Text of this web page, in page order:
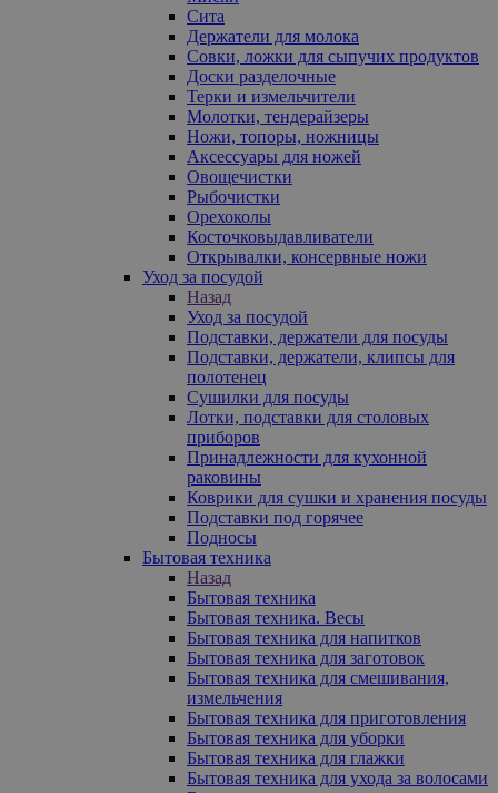
Сита
Держатели для молока
Совки, ложки для сыпучих продуктов
Доски разделочные
Терки и измельчители
Молотки, тендерайзеры
Ножи, топоры, ножницы
Аксессуары для ножей
Овощечистки
Рыбочистки
Орехоколы
Косточковыдавливатели
Открывалки, консервные ножи
Уход за посудой
Назад
Уход за посудой
Подставки, держатели для посуды
Подставки, держатели, клипсы для
полотенец
Сушилки для посуды
Лотки, подставки для столовых
приборов
Принадлежности для кухонной
раковины
Коврики для сушки и хранения посуды
Подставки под горячее
Подносы
Бытовая техника
Назад
Бытовая техника
Бытовая техника. Весы
Бытовая техника для напитков
Бытовая техника для заготовок
Бытовая техника для смешивания,
измельчения
Бытовая техника для приготовления
Бытовая техника для уборки
Бытовая техника для глажки
Бытовая техника для ухода за волосами